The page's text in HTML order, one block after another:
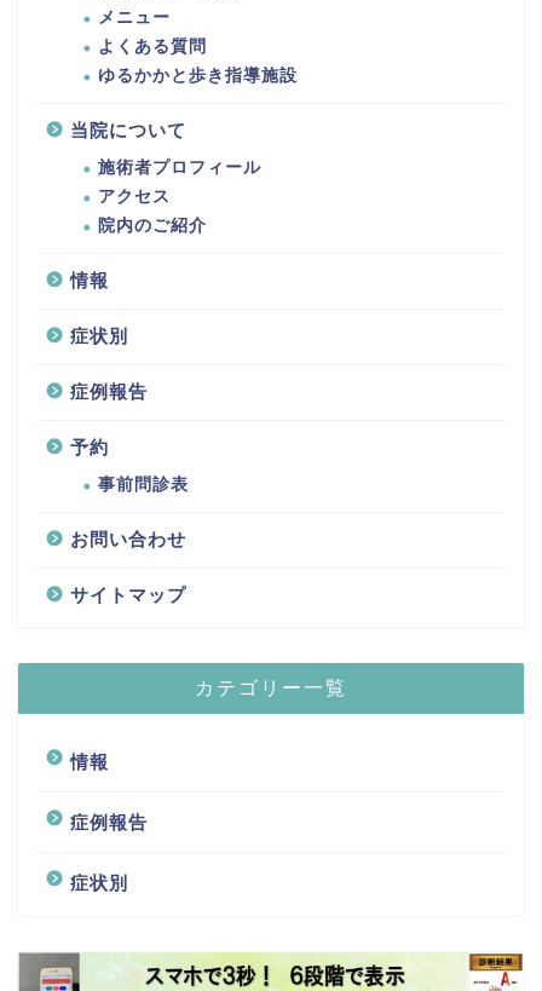
メニュー
よくある質問
ゆるかかと歩き指導施設
当院について
施術者プロフィール
アクセス
院内のご紹介
情報
症状別
症例報告
予約
事前問診表
お問い合わせ
サイトマップ
カテゴリー一覧
情報
症例報告
症状別